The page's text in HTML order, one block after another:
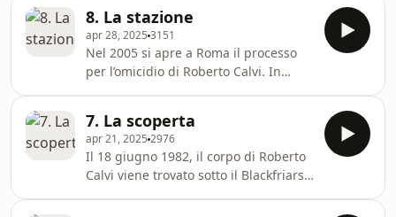
ne
rimasti irrisolti per decenni, dove la
giustizia inciampa e le risposte
tardano ad arrivare. Storie segnate da
silenzi, dubbi e verità mai del tutto
rivelate. Questo è il primo episodio di
un’altra avvincente serie targata Sky
Crime: Il Mostro di Udine.
8. La stazione
apr 28, 2025 3151
Nel 2005 si apre a Roma il processo
per l’omicidio di Roberto Calvi. In
sulla morte del “banchiere di Dio”,
fino a un documento rimasto sepolto
per anni, che collega il caso Calvi alla
strage alla stazione di Bologna del
1980. Tra testimonianze, archivi
7. La scoperta
apr 21, 2025 2976
Il 18 giugno 1982, il corpo di Roberto
Calvi viene trovato sotto il Blackfriars